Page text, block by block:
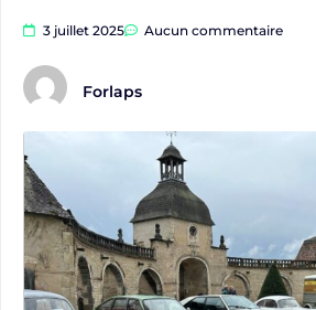
3 juillet 2025 Aucun commentaire
Forlaps